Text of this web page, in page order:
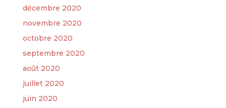
décembre 2020
novembre 2020
octobre 2020
septembre 2020
août 2020
juillet 2020
juin 2020